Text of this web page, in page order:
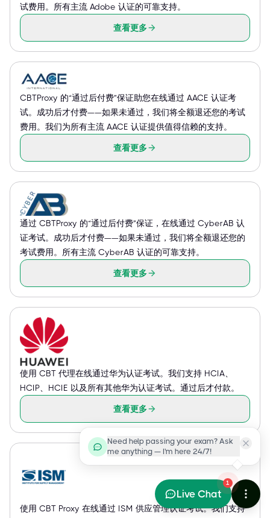
试费用。所有主流 Adobe 认证的可靠支持。
查看更多
CBTProxy 的“通过后付费”保证助您在线通过 AACE 认证考
试。成功后才付费——如果未通过，我们将全额退还您的考试
费用。我们为所有主流 AACE 认证提供值得信赖的支持。
查看更多
通过 CBTProxy 的“通过后付费”保证，在线通过 CyberAB 认
证考试。成功后才付费——如果未通过，我们将全额退还您的
考试费用。所有主流 CyberAB 认证的可靠支持。
查看更多
使用 CBT 代理在线通过华为认证考试。我们支持 HCIA、
HCIP、HCIE 以及所有其他华为认证考试。通过后才付款。
查看更多
使用 CBT Proxy 在线通过 ISM 供应管理认证考试。我们支持
Need help passing your exam? Ask
me anything — I'm here 24/7!
1
Live Chat